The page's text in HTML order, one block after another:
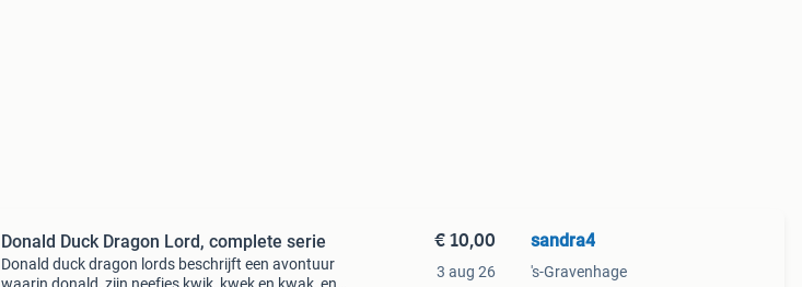
Donald Duck Dragon Lord, complete serie
Donald duck dragon lords beschrijft een avontuur
€ 10,00
3 aug 26
sandra4
's-Gravenhage